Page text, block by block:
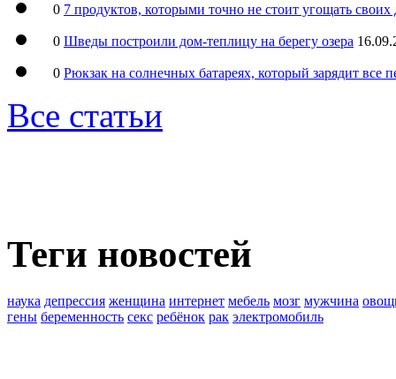
0 7 продуктов, которыми точно не стоит угощать
0 Шведы построили дом-теплицу на берегу озера
0 Рюкзак на солнечных батареях, который зарядит все
Все статьи
Теги новостей
наука депрессия женщина интернет мебель мозг мужчина
гены беременность секс ребёнок рак электромобиль